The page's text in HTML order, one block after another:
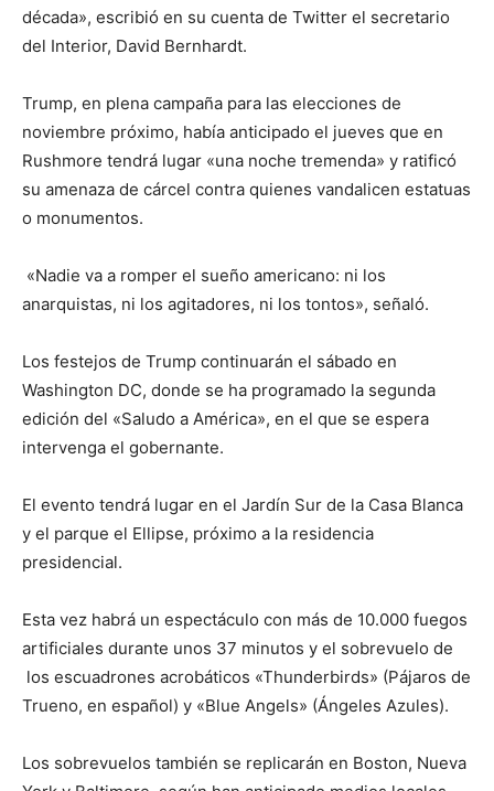
década», escribió en su cuenta de Twitter el secretario
del Interior, David Bernhardt.
Trump, en plena campaña para las elecciones de
noviembre próximo, había anticipado el jueves que en
Rushmore tendrá lugar «una noche tremenda» y ratificó
su amenaza de cárcel contra quienes vandalicen estatuas
o monumentos.
«Nadie va a romper el sueño americano: ni los
anarquistas, ni los agitadores, ni los tontos», señaló.
Los festejos de Trump continuarán el sábado en
Washington DC, donde se ha programado la segunda
edición del «Saludo a América», en el que se espera
intervenga el gobernante.
El evento tendrá lugar en el Jardín Sur de la Casa Blanca
y el parque el Ellipse, próximo a la residencia
presidencial.
Esta vez habrá un espectáculo con más de 10.000 fuegos
artificiales durante unos 37 minutos y el sobrevuelo de
los escuadrones acrobáticos «Thunderbirds» (Pájaros de
Trueno, en español) y «Blue Angels» (Ángeles Azules).
Los sobrevuelos también se replicarán en Boston, Nueva